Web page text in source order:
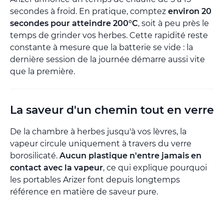
secondes à froid. En pratique, comptez environ 20
secondes pour atteindre 200°C, soit à peu près le
temps de grinder vos herbes. Cette rapidité reste
constante à mesure que la batterie se vide : la
dernière session de la journée démarre aussi vite
que la première.
La saveur d'un chemin tout en verre
De la chambre à herbes jusqu'à vos lèvres, la
vapeur circule uniquement à travers du verre
borosilicaté. Aucun plastique n'entre jamais en
contact avec la vapeur, ce qui explique pourquoi
les portables Arizer font depuis longtemps
référence en matière de saveur pure.